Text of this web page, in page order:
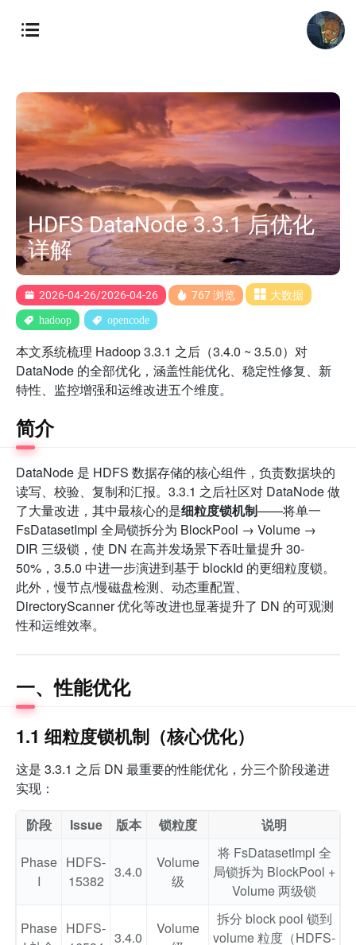
HDFS DataNode 3.3.1 后优化
详解
2026-04-26/2026-04-26 767 浏览 大数据
hadoop opencode
本文系统梳理 Hadoop 3.3.1 之后（3.4.0 ~ 3.5.0）对
DataNode 的全部优化，涵盖性能优化、稳定性修复、新
特性、监控增强和运维改进五个维度。
简介
DataNode 是 HDFS 数据存储的核心组件，负责数据块的
读写、校验、复制和汇报。3.3.1 之后社区对 DataNode 做
了大量改进，其中最核心的是细粒度锁机制——将单一
FsDatasetImpl 全局锁拆分为 BlockPool → Volume →
DIR 三级锁，使 DN 在高并发场景下吞吐量提升 30-
50%，3.5.0 中进一步演进到基于 blockId 的更细粒度锁。
此外，慢节点/慢磁盘检测、动态重配置、
DirectoryScanner 优化等改进也显著提升了 DN 的可观测
性和运维效率。
一、性能优化
1.1 细粒度锁机制（核心优化）
这是 3.3.1 之后 DN 最重要的性能优化，分三个阶段递进
实现：
阶段
Issue 版本 锁粒度 说明
Phase
I
HDFS-
15382
3.4.0
Volume
级
将 FsDatasetImpl 全
局锁拆为 BlockPool +
Volume 两级锁
Phase HDFS-
3.4.0
Volume
拆分 block pool 锁到
volume 粒度（HDFS-